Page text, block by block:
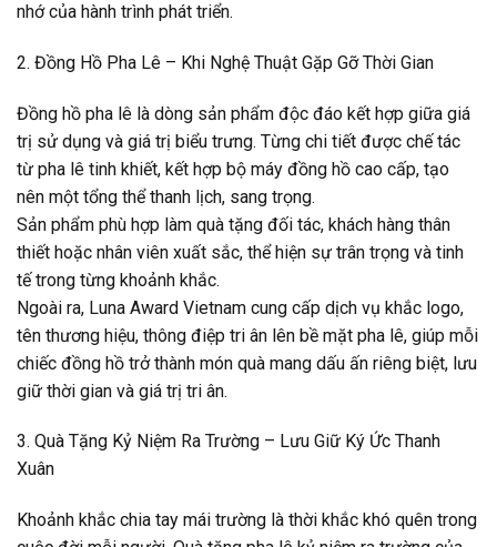
nhớ của hành trình phát triển.
2. Đồng Hồ Pha Lê – Khi Nghệ Thuật Gặp Gỡ Thời Gian
Đồng hồ pha lê là dòng sản phẩm độc đáo kết hợp giữa giá
trị sử dụng và giá trị biểu trưng. Từng chi tiết được chế tác
từ pha lê tinh khiết, kết hợp bộ máy đồng hồ cao cấp, tạo
nên một tổng thể thanh lịch, sang trọng.
Sản phẩm phù hợp làm quà tặng đối tác, khách hàng thân
thiết hoặc nhân viên xuất sắc, thể hiện sự trân trọng và tinh
tế trong từng khoảnh khắc.
Ngoài ra, Luna Award Vietnam cung cấp dịch vụ khắc logo,
tên thương hiệu, thông điệp tri ân lên bề mặt pha lê, giúp mỗi
chiếc đồng hồ trở thành món quà mang dấu ấn riêng biệt, lưu
giữ thời gian và giá trị tri ân.
3. Quà Tặng Kỷ Niệm Ra Trường – Lưu Giữ Ký Ức Thanh
Xuân
Khoảnh khắc chia tay mái trường là thời khắc khó quên trong